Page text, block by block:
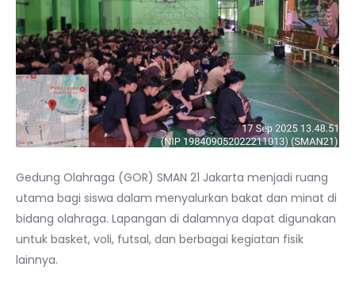
Gedung Olahraga (GOR) SMAN 21 Jakarta menjadi ruang
utama bagi siswa dalam menyalurkan bakat dan minat di
bidang olahraga. Lapangan di dalamnya dapat digunakan
untuk basket, voli, futsal, dan berbagai kegiatan fisik
lainnya.